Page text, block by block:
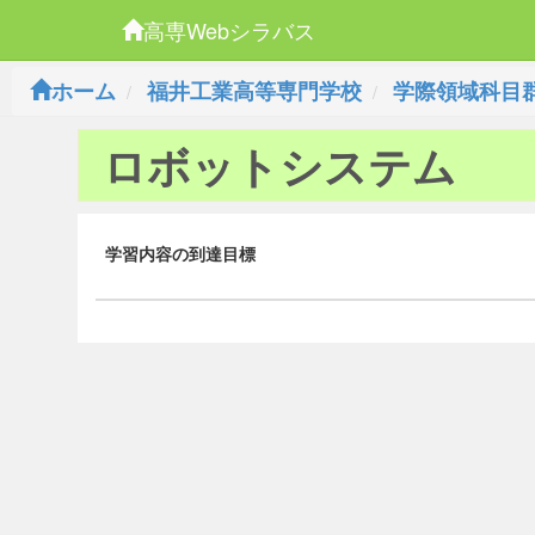
高専Webシラバス
ホーム
福井工業高等専門学校 学際領域科目
ロボットシステム
学習内容の到達目標